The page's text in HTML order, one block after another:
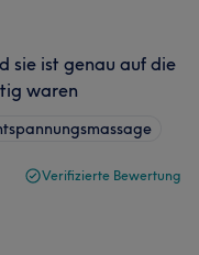
sie ist genau auf die
waren
Verifizierte Bewertung